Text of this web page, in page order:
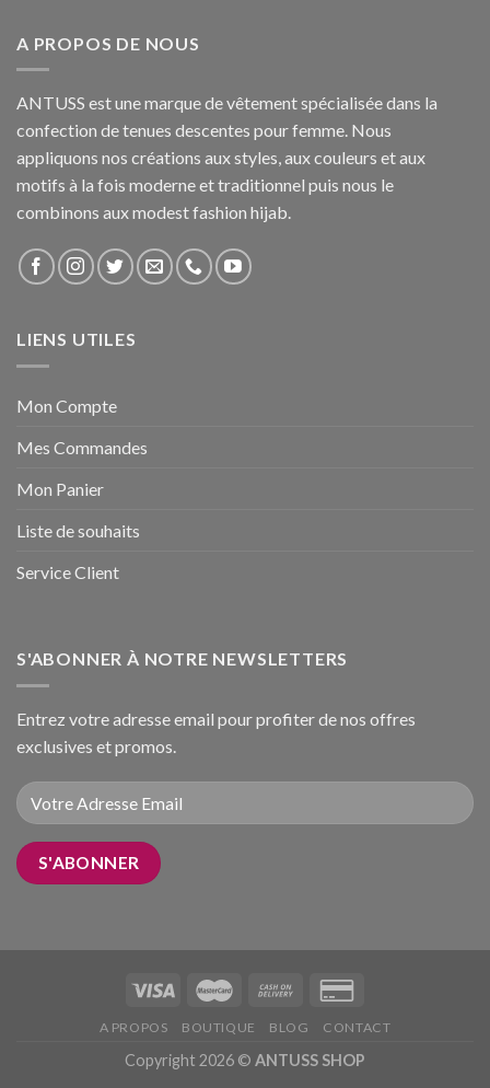
A PROPOS DE NOUS
ANTUSS est une marque de vêtement spécialisée dans la
confection de tenues descentes pour femme. Nous
appliquons nos créations aux styles, aux couleurs et aux
motifs à la fois moderne et traditionnel puis nous le
combinons aux modest fashion hijab.
LIENS UTILES
Mon Compte
Mes Commandes
Mon Panier
Liste de souhaits
Service Client
S'ABONNER À NOTRE NEWSLETTERS
Entrez votre adresse email pour profiter de nos offres
exclusives et promos.
A PROPOS BOUTIQUE BLOG CONTACT
Copyright 2026 © ANTUSS SHOP